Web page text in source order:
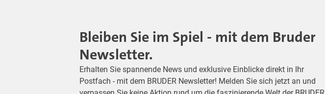
Bleiben Sie im Spiel - mit dem Bruder
Newsletter.
Erhalten Sie spannende News und exklusive Einblicke direkt in Ihr
Postfach - mit dem BRUDER Newsletter! Melden Sie sich jetzt an und